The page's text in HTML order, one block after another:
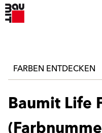
FARBEN ENTDECKEN
Baumit Life